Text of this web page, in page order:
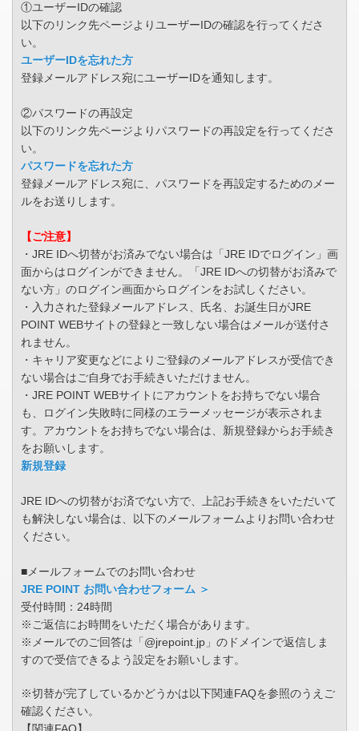
①ユーザーIDの確認
以下のリンク先ページよりユーザーIDの確認を行ってくださ
い。
ユーザーIDを忘れた方
登録メールアドレス宛にユーザーIDを通知します。
②パスワードの再設定
以下のリンク先ページよりパスワードの再設定を行ってくださ
い。
パスワードを忘れた方
登録メールアドレス宛に、パスワードを再設定するためのメー
ルをお送りします。
【ご注意】
・JRE IDへ切替がお済みでない場合は「JRE IDでログイン」画
面からはログインができません。「JRE IDへの切替がお済みで
ない方」のログイン画面からログインをお試しください。
・入力された登録メールアドレス、氏名、お誕生日がJRE
POINT WEBサイトの登録と一致しない場合はメールが送付さ
れません。
・キャリア変更などによりご登録のメールアドレスが受信でき
ない場合はご自身でお手続きいただけません。
・JRE POINT WEBサイトにアカウントをお持ちでない場合
も、ログイン失敗時に同様のエラーメッセージが表示されま
す。アカウントをお持ちでない場合は、新規登録からお手続き
をお願いします。
新規登録
JRE IDへの切替がお済でない方で、上記お手続きをいただいて
も解決しない場合は、以下のメールフォームよりお問い合わせ
ください。
■メールフォームでのお問い合わせ
JRE POINT お問い合わせフォーム ＞
受付時間：24時間
※ご返信にお時間をいただく場合があります。
※メールでのご回答は「@jrepoint.jp」のドメインで返信しま
すので受信できるよう設定をお願いします。
※切替が完了しているかどうかは以下関連FAQを参照のうえご
確認ください。